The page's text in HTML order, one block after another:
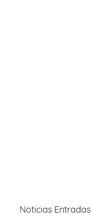
Noticias Entradas